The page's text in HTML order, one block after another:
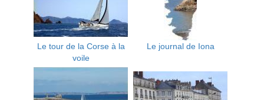
Le tour de la Corse à la
voile
Le journal de Iona